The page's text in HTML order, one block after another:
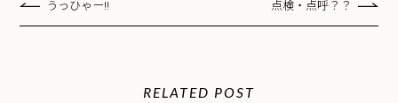
うっひゃー!! 点検・点呼？？
RELATED POST